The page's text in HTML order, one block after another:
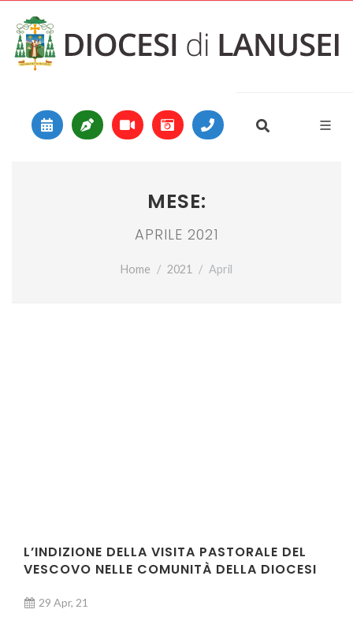
Main Navigation
MESE:
APRILE 2021
Home 2021 April
L’INDIZIONE DELLA VISITA PASTORALE DEL
VESCOVO NELLE COMUNITÀ DELLA DIOCESI
29 Apr, 21